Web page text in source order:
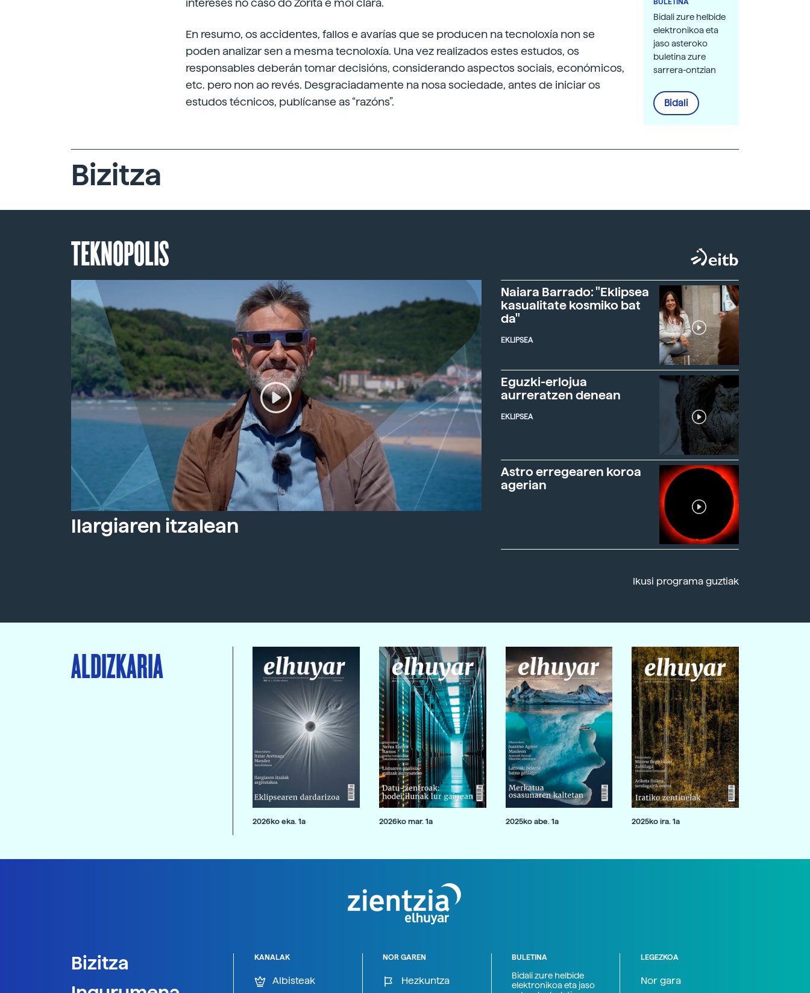
intereses no caso do Zorita é moi clara.
En resumo, os accidentes, fallos e avarías que se producen na tecnoloxía non se
poden analizar sen a mesma tecnoloxía. Una vez realizados estes estudos, os
responsables deberán tomar decisións, considerando aspectos sociais, económicos,
etc. pero non ao revés. Desgraciadamente na nosa sociedade, antes de iniciar os
estudos técnicos, publícanse as “razóns”.
Bidali zure helbide
elektronikoa eta
jaso asteroko
buletina zure
sarrera-ontzian
Bidali
Bizitza
TEKNOPOLIS
Ilargiaren itzalean
Naiara Barrado: "Eklipsea
kasualitate kosmiko bat
da"
EKLIPSEA
Eguzki-erlojua
aurreratzen denean
EKLIPSEA
Astro erregearen koroa
agerian
Ikusi programa guztiak
ALDIZKARIA
2026ko eka. 1a 2026ko mar. 1a 2025ko abe. 1a 2025ko ira. 1a
Bizitza
KANALAK
Albisteak
NOR GAREN
Hezkuntza
BULETINA
Bidali zure helbide
elektronikoa eta jaso
LEGEZKOA
Nor gara